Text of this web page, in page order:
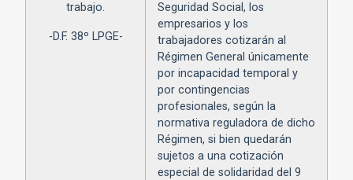
trabajo.
-D.F. 38º LPGE-
Seguridad Social, los
empresarios y los
trabajadores cotizarán al
Régimen General únicamente
por incapacidad temporal y
por contingencias
profesionales, según la
normativa reguladora de dicho
Régimen, si bien quedarán
sujetos a una cotización
especial de solidaridad del 9